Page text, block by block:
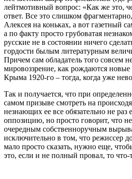
лейтмотивный вопрос: «Как же это,
ответ. Все это слишком
Алексея на коньках, а вот газетный
а по факту просто грубоватая
русские не в состоянии ничего
гордости былым литературным
Причем сам обладатель того совсем
мировоззрение, как рождаются
Крыма 1920-го – тогда, когда уже
Так и получается, что при
самом призыве смотреть на
незнающих ее все обязательно не
оппозицию, но просто говорит, что
очередным собственноручным
исключительно в том, что режиссер
мало просто сказать, нужно еще,
это, если и не полный провал, то что-